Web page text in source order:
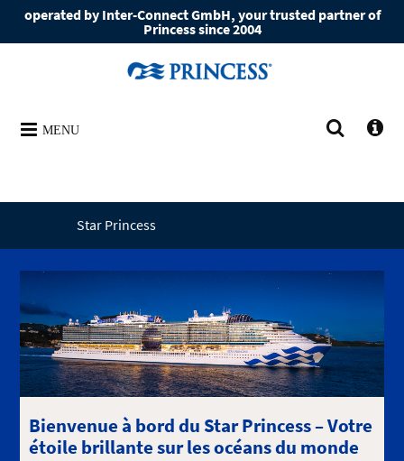
operated by Inter-Connect GmbH, your trusted partner of
Princess since 2004
MENU
Star Princess
Bienvenue à bord du Star Princess – Votre
étoile brillante sur les océans du monde